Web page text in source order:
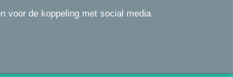
voor de koppeling met social media.